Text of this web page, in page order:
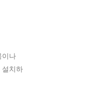
이나
설치하